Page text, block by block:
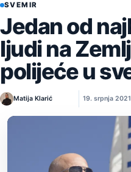
SVEMIR
Jedan od
ljudi na
polijeće u
Matija Klarić 19. srpnja